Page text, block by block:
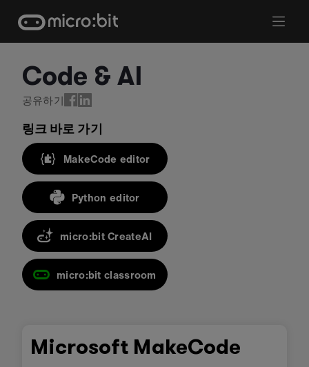
content
Code & AI
공유하기
링크 바로 가기
MakeCode editor
Python editor
micro:bit CreateAI
micro:bit classroom
Microsoft MakeCode